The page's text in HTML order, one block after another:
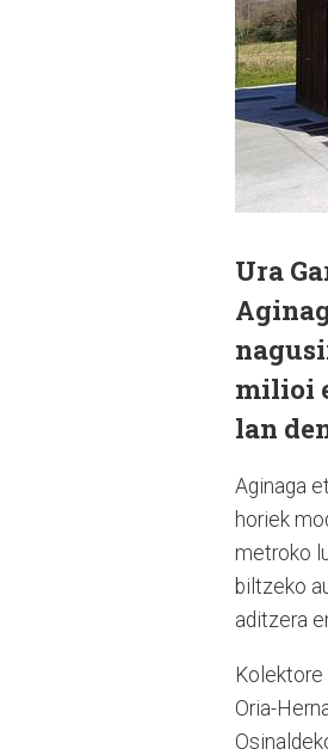
Ura
milioi
lan
Aginaga
horiek
metroko
biltzeko
aditzera
Kolektore
Oria-